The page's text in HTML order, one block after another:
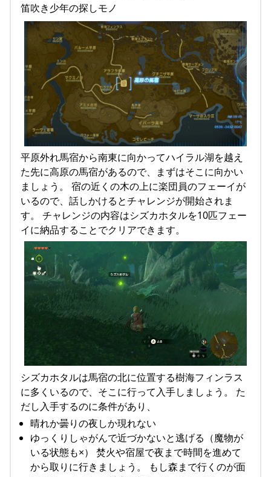
笛吹き少年の探しモノ
平原外れ馬宿から南東に向かってハイラル湖を越え
た先に高原の馬宿があるので、まずはそこに向かい
ましょう。 宿の近くの木の上に楽団員のフェーイが
いるので、話しかけるとチャレンジが開始されま
す。 チャレンジの内容はシズカホタルを10匹フェー
イに納品することでクリアできます。
シズカホタルは馬宿の北に位置する樹海フィンラス
に多くいるので、そこに行って入手しましょう。 た
だし入手するのに条件があり、
晴れか曇りの夜しか現れない
ゆっくりしゃがんで近づかないと逃げる（魔物が
いる状態も×） 焚火や宿屋で夜まで時間を進めて
から取りに行きましょう。 もし森まで行くのが面